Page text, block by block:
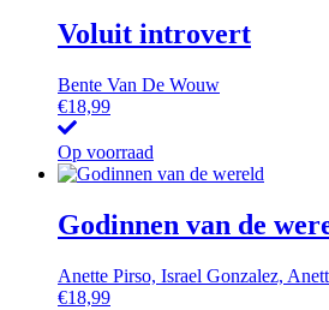
Voluit introvert
Bente Van De Wouw
€18,99
Op voorraad
Godinnen van de
Anette Pirso, Israel Gonzalez,
€18,99